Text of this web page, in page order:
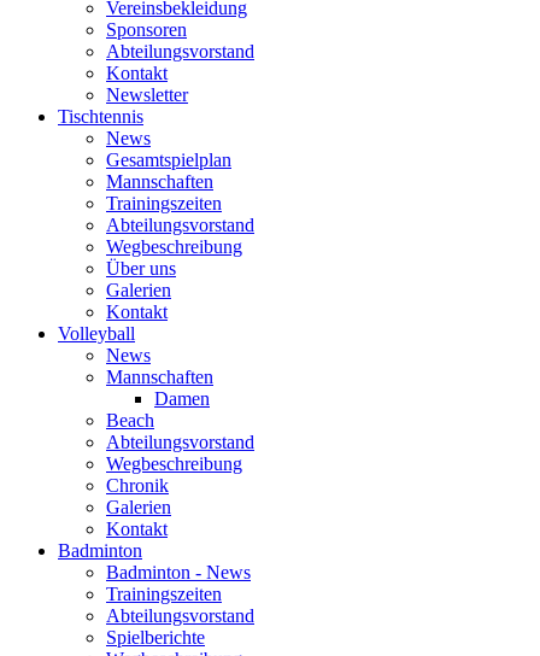
Vereinsbekleidung
Sponsoren
Abteilungsvorstand
Kontakt
Newsletter
Tischtennis
News
Gesamtspielplan
Mannschaften
Trainingszeiten
Abteilungsvorstand
Wegbeschreibung
Über uns
Galerien
Kontakt
Volleyball
News
Mannschaften
Damen
Beach
Abteilungsvorstand
Wegbeschreibung
Chronik
Galerien
Kontakt
Badminton
Badminton - News
Trainingszeiten
Abteilungsvorstand
Spielberichte